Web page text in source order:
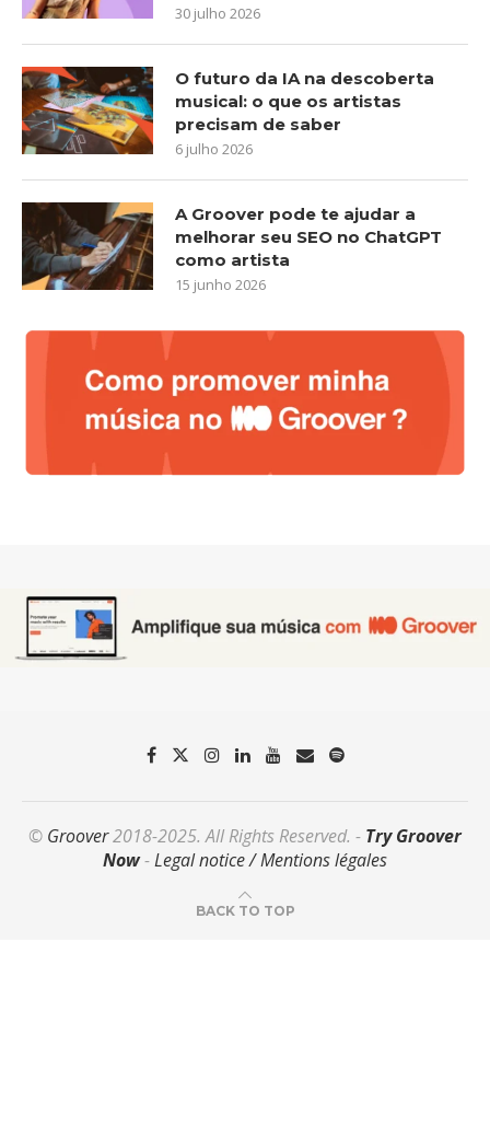
30 julho 2026
O futuro da IA na descoberta
musical: o que os artistas
precisam de saber
6 julho 2026
A Groover pode te ajudar a
melhorar seu SEO no ChatGPT
como artista
15 junho 2026
© Groover2018-2025. All Rights Reserved. - Try Groover
Now-Legal notice / Mentions légales
BACK TO TOP